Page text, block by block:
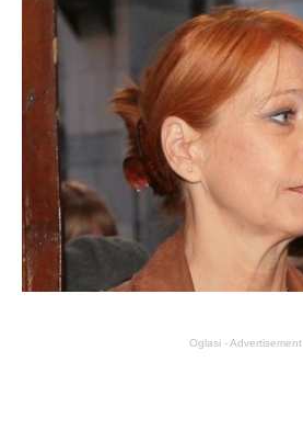
Oglasi - Advertisement